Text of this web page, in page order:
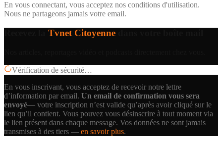
En vous connectant, vous acceptez nos conditions d'utilisation.
Nous ne partageons jamais votre email.
Tvnet Citoyenne
Vérification de sécurité…
En vous inscrivant, vous acceptez de recevoir notre lettre
d’information par email. Un email de confirmation vous sera
envoyé— votre inscription n’est valide qu’après avoir cliqué sur le
lien qu’il contient. Vous pouvez vous désinscrire à tout moment via
le lien présent dans chaque message. Vos données ne sont jamais
transmises à des tiers — en savoir plus.